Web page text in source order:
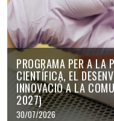
PROGRAMA PER A LA
CIENTÍFICA, EL
INNOVACIÓ A LA
2027)
30/07/2026